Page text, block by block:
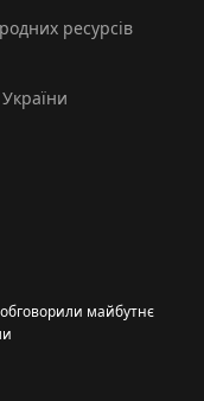
ресурсів
майбутнє